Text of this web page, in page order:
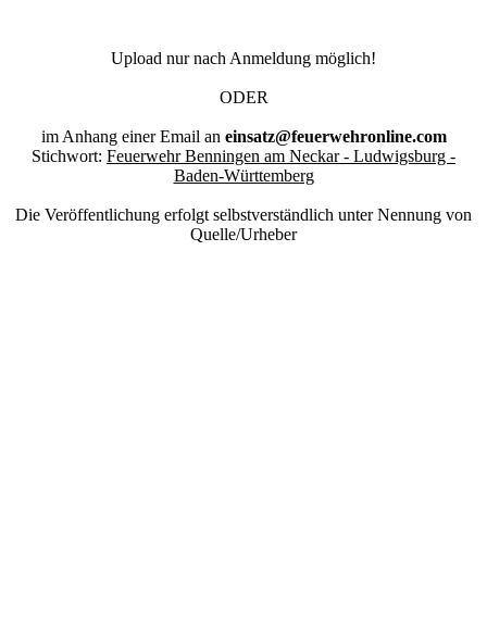
Upload nur nach Anmeldung möglich!
ODER
im Anhang einer Email an einsatz@feuerwehronline.com
Stichwort: Feuerwehr Benningen am Neckar - Ludwigsburg -
Baden-Württemberg
Die Veröffentlichung erfolgt selbstverständlich unter Nennung von
Quelle/Urheber